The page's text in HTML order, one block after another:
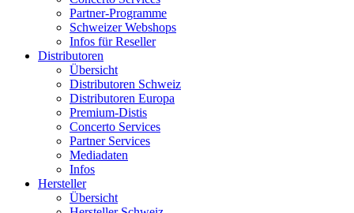
Partner-Programme
Schweizer Webshops
Infos für Reseller
Distributoren
Übersicht
Distributoren Schweiz
Distributoren Europa
Premium-Distis
Concerto Services
Partner Services
Mediadaten
Infos
Hersteller
Übersicht